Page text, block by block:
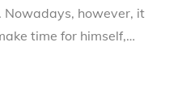
Nowadays, however, it
time for himself,…